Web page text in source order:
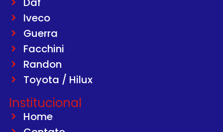
Iveco
Guerra
Facchini
Randon
Toyota / Hilux
Institucional
Home